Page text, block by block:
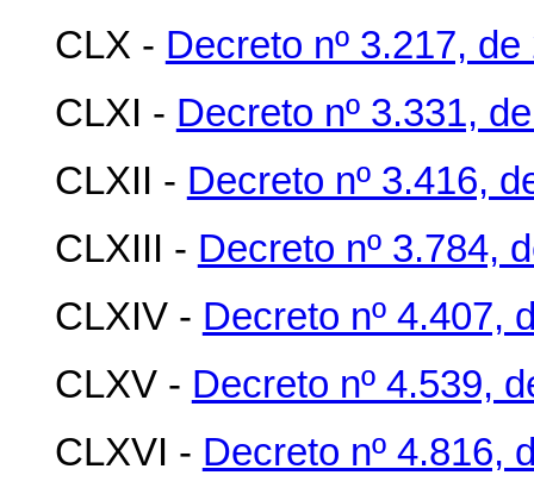
CLX - Decreto nº 3.217,
CLXI - Decreto nº 3.331,
CLXII - Decreto nº 3.416,
CLXIII - Decreto nº 3.784,
CLXIV - Decreto nº 4.407,
CLXV - Decreto nº 4.539,
CLXVI - Decreto nº 4.816,